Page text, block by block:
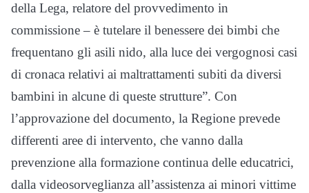
della Lega, relatore del provvedimento in
commissione – è tutelare il benessere dei bimbi che
frequentano gli asili nido, alla luce dei vergognosi casi
di cronaca relativi ai maltrattamenti subiti da diversi
bambini in alcune di queste strutture”. Con
l’approvazione del documento, la Regione prevede
differenti aree di intervento, che vanno dalla
prevenzione alla formazione continua delle educatrici,
dalla videosorveglianza all’assistenza ai minori vittime